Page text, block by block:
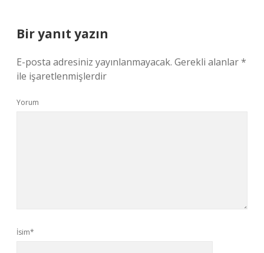
Bir yanıt yazın
E-posta adresiniz yayınlanmayacak. Gerekli alanlar*
ile işaretlenmişlerdir
Yorum
İsim*